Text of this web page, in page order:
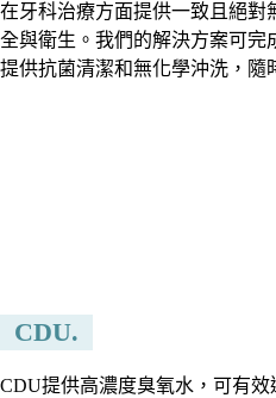
在牙科治療方面提供一致且絕對
全與衛生。我們的解決方案可完
提供抗菌清潔和無化學沖洗，隨
CDU.
CDU提供高濃度臭氧水，可有